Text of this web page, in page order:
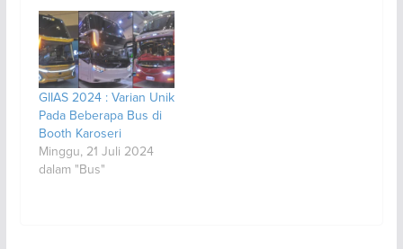
GIIAS 2024 : Varian Unik
Pada Beberapa Bus di
Booth Karoseri
Minggu, 21 Juli 2024
dalam "Bus"